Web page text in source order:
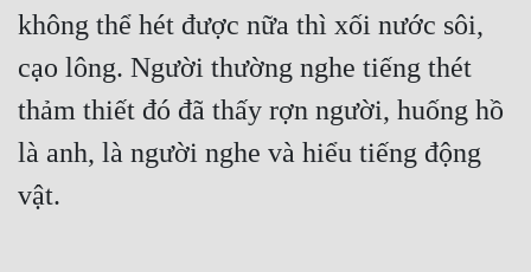
không thể hét được nữa thì xối nước sôi,
cạo lông. Người thường nghe tiếng thét
thảm thiết đó đã thấy rợn người, huống hồ
là anh, là người nghe và hiểu tiếng động
vật.